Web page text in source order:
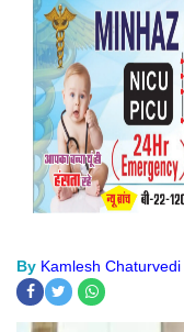
By Kamlesh Chaturvedi